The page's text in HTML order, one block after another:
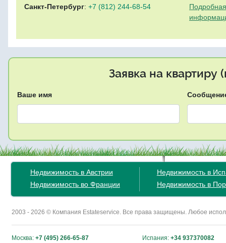
Санкт-Петербург: +7 (812) 244-68-54
Заявка на квартиру
Ваше имя
Недвижимость в Австрии
Недвижимость во Франции
Недвижимость в
Недвижимость в
2003 - 2026 © Компания Estateservice. Все права защищены. Любое
Москва: +7 (495) 266-65-87 Испания: +34 937370082